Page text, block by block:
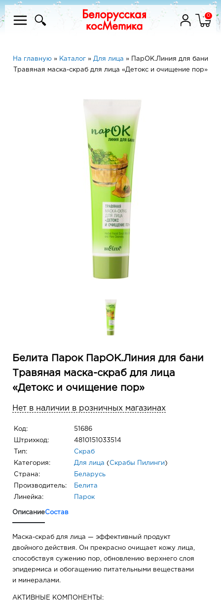
0
На главную » Каталог » Для лица »
ПарОК.Линия для бани
Травяная маска-скраб для лица «Детокс и очищение пор»
Белита Парок ПарОК.Линия для бани
Травяная маска-скраб для лица
«Детокс и очищение пор»
Нет в наличии в розничных магазинах
Код: 51686
Штрихкод: 4810151033514
Тип: Скраб
Категория: Для лица ( Скрабы Пилинги )
Страна: Беларусь
Производитель: Белита
Линейка: Парок
ОписаниеСостав
Маска-скраб для лица — эффективный продукт
двойного действия. Он прекрасно очищает кожу лица,
способствуя сужению пор, обновлению верхнего слоя
эпидермиса и обогащению питательными веществами
и минералами.
АКТИВНЫЕ КОМПОНЕНТЫ: